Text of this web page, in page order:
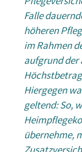
Falle
höheren
im Rahmen
aufgrund der
Hiergegen
geltend: So,
übernehme,